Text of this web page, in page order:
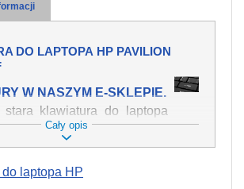
DO LAPTOPA HP PAVILION
W NASZYM E-SKLEPIE.
klawiatura do laptopa
dv6-2143sf mechanicznie
polałeś ją płynem, który
Kup nową klawiaturę,
Cały opis
laptopa HP